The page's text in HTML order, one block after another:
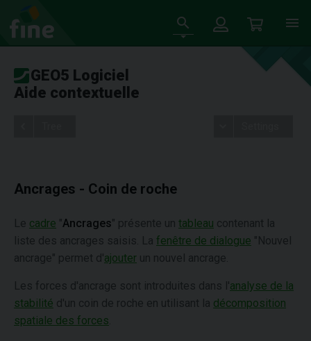
GEO5 Logiciel
Aide contextuelle
Ancrages - Coin de roche
Le cadre "Ancrages" présente un tableau contenant la
liste des ancrages saisis. La fenêtre de dialogue "Nouvel
ancrage" permet d'ajouter un nouvel ancrage.
Les forces d'ancrage sont introduites dans l'analyse de la
stabilité d'un coin de roche en utilisant la décomposition
spatiale des forces